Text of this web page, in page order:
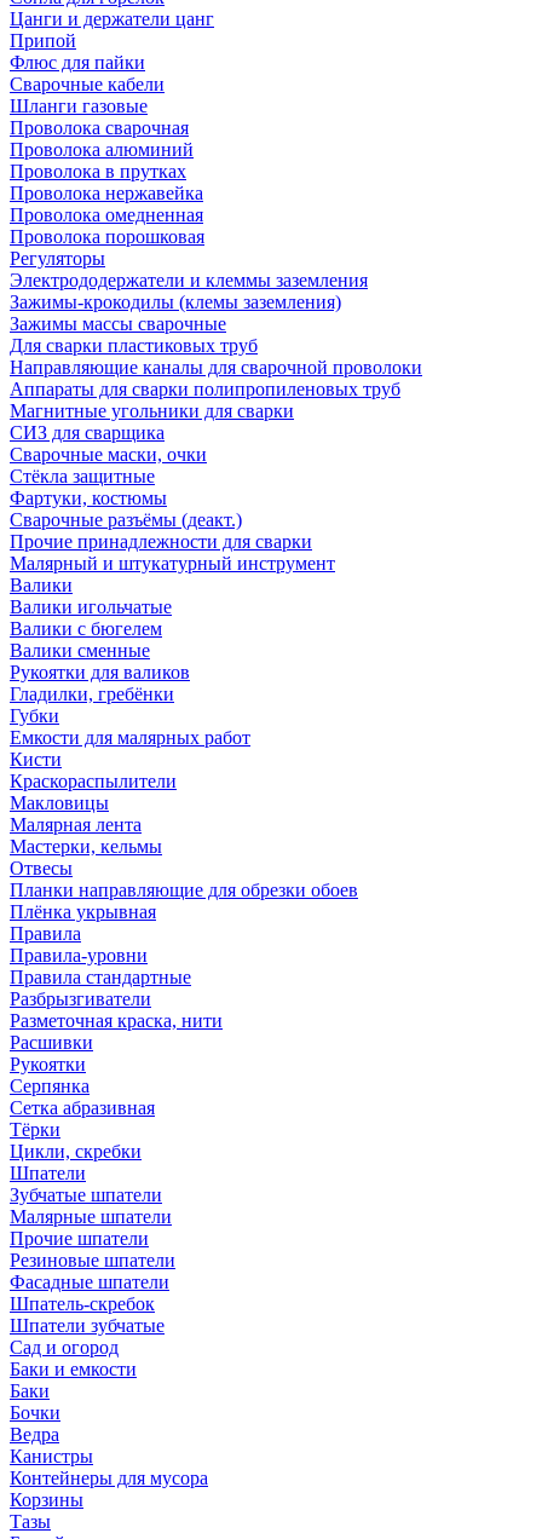
Цанги и держатели цанг
Припой
Флюс для пайки
Сварочные кабели
Шланги газовые
Проволока сварочная
Проволока алюминий
Проволока в прутках
Проволока нержавейка
Проволока омедненная
Проволока порошковая
Регуляторы
Электрододержатели и клеммы заземления
Зажимы-крокодилы (клемы заземления)
Зажимы массы сварочные
Для сварки пластиковых труб
Направляющие каналы для сварочной проволоки
Аппараты для сварки полипропиленовых труб
Магнитные угольники для сварки
СИЗ для сварщика
Сварочные маски, очки
Стёкла защитные
Фартуки, костюмы
Сварочные разъёмы (деакт.)
Прочие принадлежности для сварки
Малярный и штукатурный инструмент
Валики
Валики игольчатые
Валики с бюгелем
Валики сменные
Рукоятки для валиков
Гладилки, гребёнки
Губки
Емкости для малярных работ
Кисти
Краскораспылители
Макловицы
Малярная лента
Мастерки, кельмы
Отвесы
Планки направляющие для обрезки обоев
Плёнка укрывная
Правила
Правила-уровни
Правила стандартные
Разбрызгиватели
Разметочная краска, нити
Расшивки
Рукоятки
Серпянка
Сетка абразивная
Тёрки
Цикли, скребки
Шпатели
Зубчатые шпатели
Малярные шпатели
Прочие шпатели
Резиновые шпатели
Фасадные шпатели
Шпатель-скребок
Шпатели зубчатые
Сад и огород
Баки и емкости
Баки
Бочки
Ведра
Канистры
Контейнеры для мусора
Корзины
Тазы